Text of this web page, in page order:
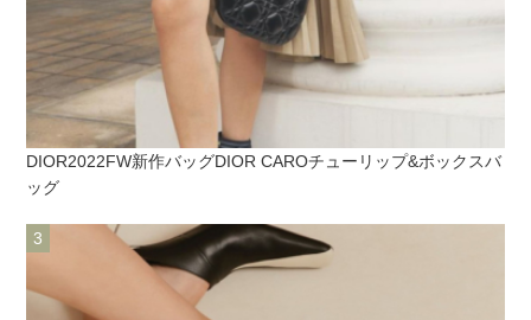
DIOR2022FW新作バッグDIOR CAROチューリップ&ボックスバ
ッグ